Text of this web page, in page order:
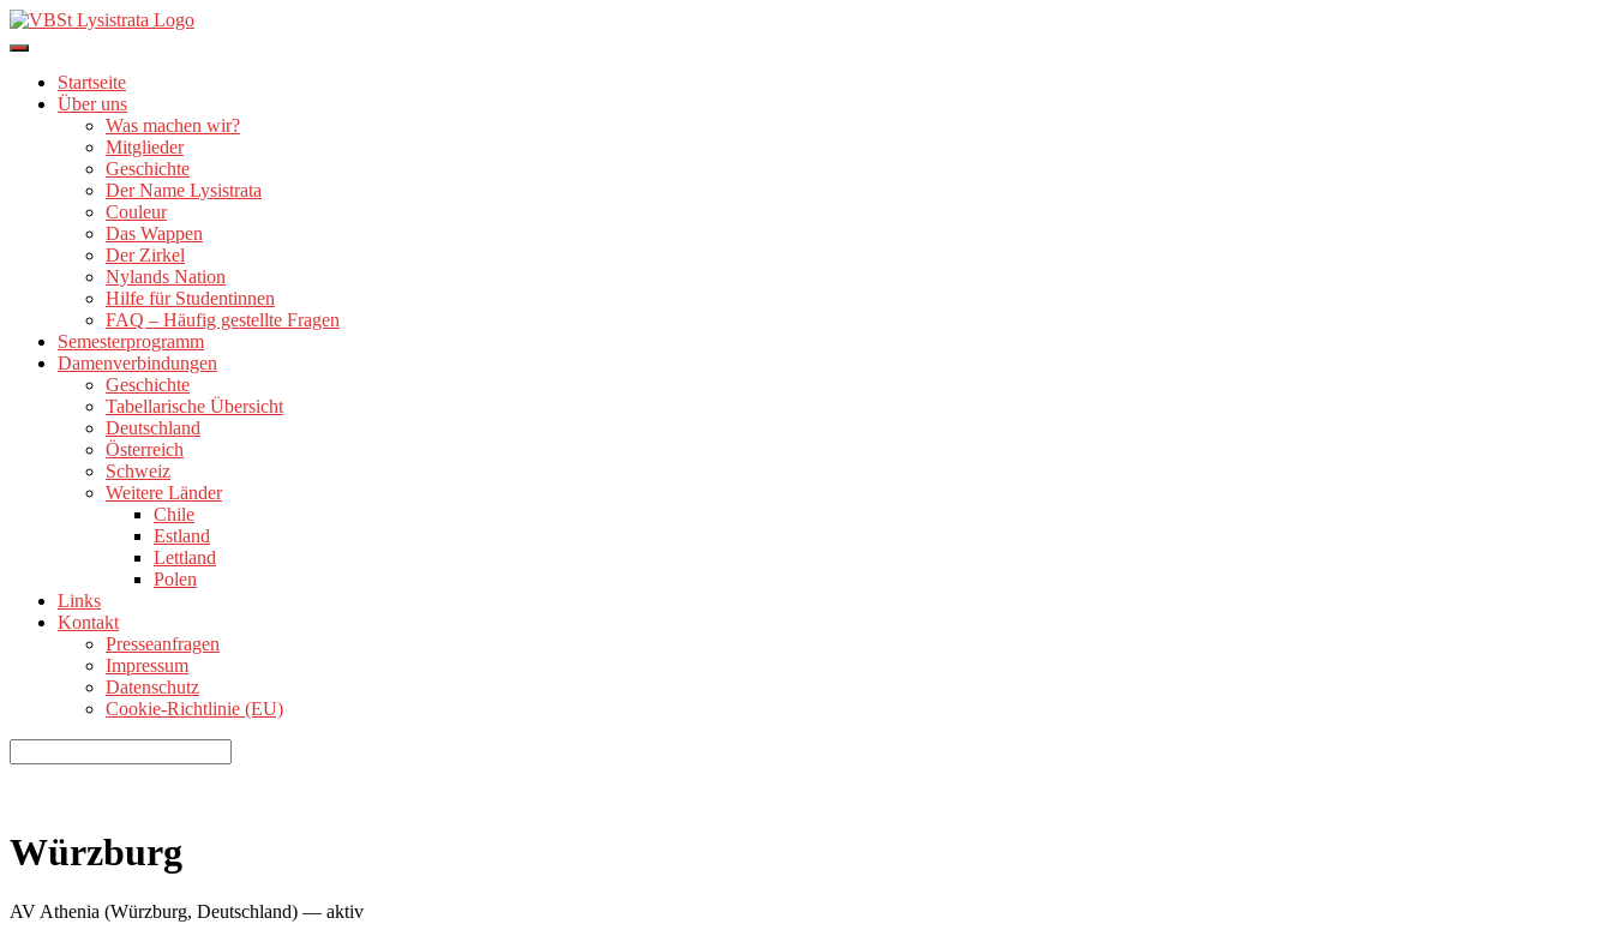
Direkt
zum
Startseite
Über uns
Was machen wir?
Mitglieder
Geschichte
Der Name Lysistrata
Couleur
Das Wappen
Der Zirkel
Nylands Nation
Hilfe für Studentinnen
FAQ – Häufig gestellte Fragen
Semesterprogramm
Damenverbindungen
Geschichte
Tabellarische Übersicht
Deutschland
Österreich
Schweiz
Weitere Länder
Chile
Estland
Lettland
Polen
Links
Kontakt
Presseanfragen
Impressum
Datenschutz
Cookie-Richtlinie (EU)
Würzburg
AV Athenia (Würzburg, Deutschland) — aktiv